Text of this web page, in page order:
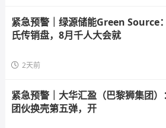
紧急预警｜绿源储能Green Source
氏传销盘，8月千人大会就
2天前
紧急预警｜大华汇盈（巴黎狮集团）
团伙换壳第五弹，开